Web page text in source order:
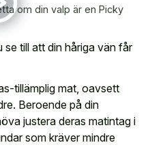
om din valp är en Picky
till att din håriga vän får
tillämplig mat, oavsett
Beroende på din
justera deras matintag i
som kräver mindre